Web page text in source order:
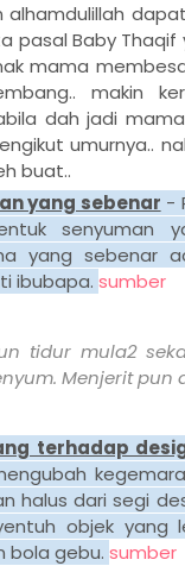
alhamdulillah
pasal Baby
mama
makin
dah jadi
umurnya..
buat..
yang sebenar -
senyuman
yang sebenar
ibubapa. sumber
tidur mula2
Menjerit
terhadap
halus dari segi
objek yang
bola gebu. sumber